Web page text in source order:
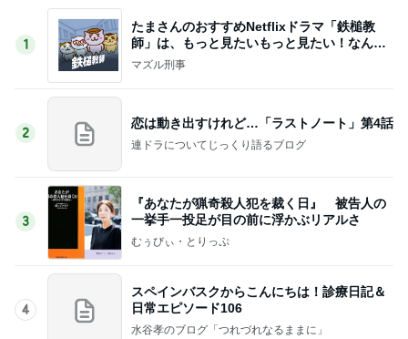
1
たまさんのおすすめNetflixドラマ「鉄槌教
師」は、もっと見たいもっと見たい！なんで1
0話完？
マズル刑事
2
恋は動き出すけれど…「ラストノート」第4話
連ドラについてじっくり語るブログ
3
『あなたが猟奇殺人犯を裁く日』 被告人の
一挙手一投足が目の前に浮かぶリアルさ
むぅびぃ・とりっぷ
4
スペインバスクからこんにちは！診療日記＆
日常エピソード106
水谷孝のブログ「つれづれなるままに」